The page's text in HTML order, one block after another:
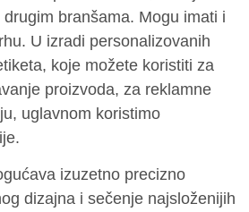
branšama. Mogu imati i
U izradi personalizovanih
koje možete koristiti za
proizvoda, za reklamne
uglavnom koristimo
izuzetno precizno
dizajna i sečenje najsloženijih